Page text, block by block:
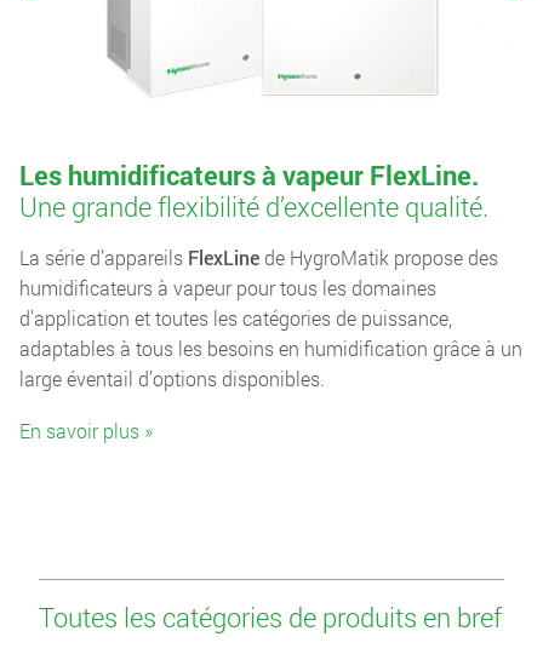
Les humidificateurs à vapeur FlexLine.
Une grande flexibilité d’excellente qualité.
La série d’appareils FlexLine de HygroMatik propose des
humidificateurs à vapeur pour tous les domaines
d’application et toutes les catégories de puissance,
adaptables à tous les besoins en humidification grâce à un
large éventail d’options disponibles.
En savoir plus »
Toutes les catégories de produits en bref